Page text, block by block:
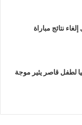
نتائج مباراة
لطفل قاصر يثير موجة